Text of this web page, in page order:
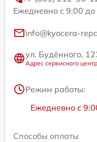
Ежедневно с 9:00
info@kyocera-
ул. Будённого,
Адрес сервисного
Режим работы:
Ежедневно с
Способы оплаты